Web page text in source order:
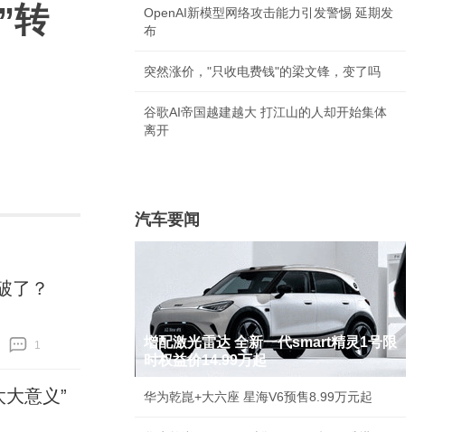
转
了？
1
意义”
OpenAI新模型网络攻击能力引发警惕 延期发
布
突然涨价，"只收电费钱"的梁文锋，变了吗
谷歌AI帝国越建越大 打江山的人却开始集体
离开
汽车要闻
增配激光雷达 全新一代smart精灵1号限
时权益价14.99万起
华为乾崑+大六座 星海V6预售8.99万元起